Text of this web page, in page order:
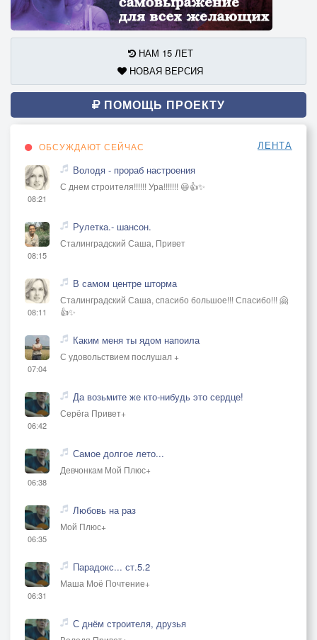
НАМ 15 ЛЕТ
НОВАЯ ВЕРСИЯ
ПОМОЩЬ ПРОЕКТУ
ОБСУЖДАЮТ СЕЙЧАС ЛЕНТА
08:21
Володя - прораб настроения
С днем строителя!!!!!! Ура!!!!!!! 😃👍✨
08:15
Рулетка.- шансон.
Сталинградский Саша, Привет
08:11
В самом центре шторма
Сталинградский Саша, спасибо большое!!! Спасибо!!! 🤗
👍✨
07:04
Каким меня ты ядом напоила
С удовольствием послушал +
06:42
Да возьмите же кто-нибудь это сердце!
Серёга Привет+
06:38
Самое долгое лето...
Девчонкам Мой Плюс+
06:35
Любовь на раз
Мой Плюс+
06:31
Парадокс... ст.5.2
Маша Моё Почтение+
С днём строителя, друзья